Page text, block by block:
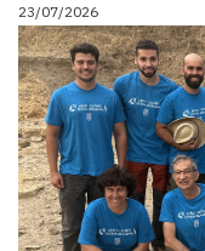
23/07/2026